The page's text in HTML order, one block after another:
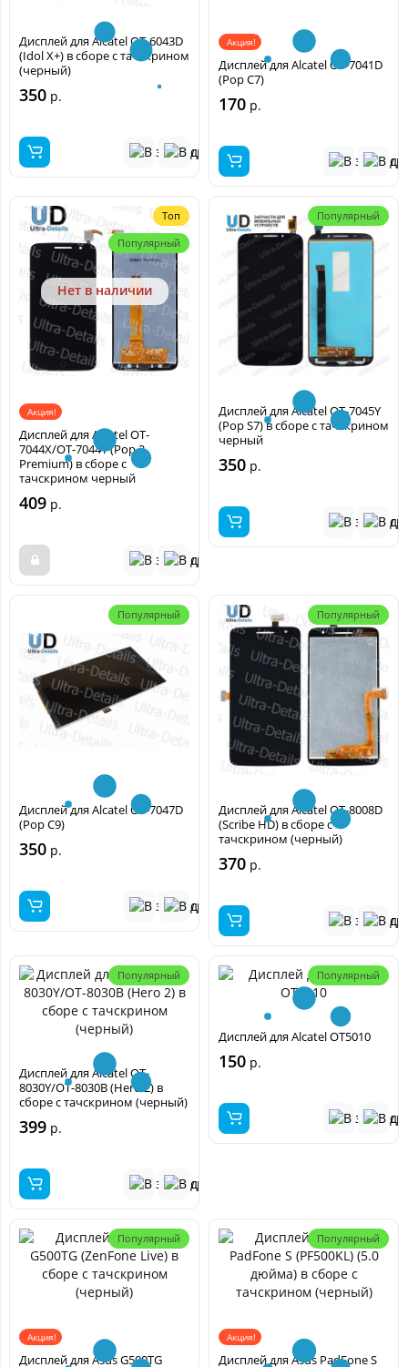
Дисплей для Alcatel OT-6043D
(Idol X+) в сборе с тачскрином
(черный)
350 р.
Акция!
Дисплей для Alcatel OT-7041D
(Pop C7)
170 р.
Топ
Популярный
Нет в наличии
Акция!
Дисплей для Alcatel OT-
7044X/OT-7044Y (Pop 2
Premium) в сборе с
тачскрином черный
409 р.
Популярный
Дисплей для Alcatel OT-7045Y
(Pop S7) в сборе с тачскрином
черный
350 р.
Популярный
Дисплей для Alcatel OT-7047D
(Pop C9)
350 р.
Популярный
Дисплей для Alcatel OT-8008D
(Scribe HD) в сборе с
тачскрином (черный)
370 р.
Популярный
Дисплей для Alcatel OT-
8030Y/OT-8030B (Hero 2) в
сборе с тачскрином (черный)
399 р.
Популярный
Дисплей для Alcatel OT5010
150 р.
Популярный
Акция!
Дисплей для Asus G500TG
Популярный
Акция!
Дисплей для Asus PadFone S